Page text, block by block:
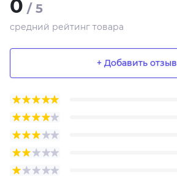
0 / 5
средний рейтинг товара
+ Добавить отзыв